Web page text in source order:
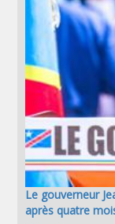
Le gouverneur
après quatre